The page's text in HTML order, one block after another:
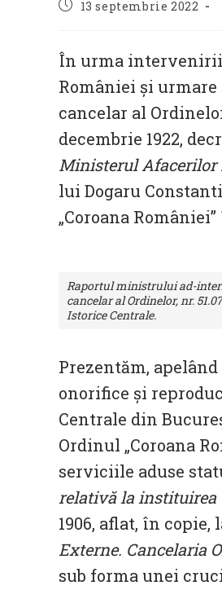
Post13 septembrie 2022
În urma
României și
cancelar al
decembrie 1922,
Ministerul Afacerilor
lui Dogaru
„Coroana
Raportul ministrului ad-
cancelar al Ordinelor, nr.
Istorice Centrale.
Prezentăm,
onorifice și
Centrale din
Ordinul „Coroana
serviciile aduse
relativă la instituirea
1906, aflat, în
Externe. Cancelaria
sub forma unei